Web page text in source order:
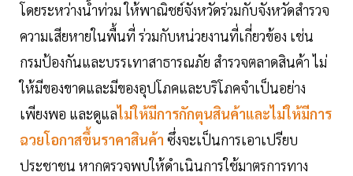
โดยระหว่างน้ำท่วม ให้พาณิชย์จังหวัดร่วมกับจังหวัดสำรวจ
ความเสียหายในพื้นที่ ร่วมกับหน่วยงานที่เกี่ยวข้อง เช่น
กรมป้องกันและบรรเทาสาธารณภัย สำรวจตลาดสินค้า ไม่
ให้มีของขาดและมีของอุปโภคและบริโภคจำเป็นอย่าง
เพียงพอ และดูแลไม่ให้มีการกักตุนสินค้าและไม่ให้มีการ
ฉวยโอกาสขึ้นราคาสินค้า ซึ่งจะเป็นการเอาเปรียบ
ประชาชน หากตรวจพบให้ดำเนินการใช้มาตรการทาง